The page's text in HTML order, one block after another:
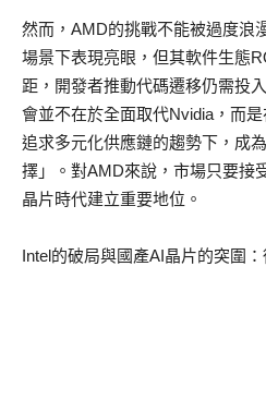
然而，AMD的挑戰不能被過度浪
場景下表現亮眼，但其軟件生態
距，開發者推動代碼遷移仍需投
會並不在於全面取代Nvidia，而
追求多元化供應鏈的趨勢下，成
擇」。對AMD來說，市場只要接
晶片時代建立重要地位。
Intel的破局與國產AI晶片的突圍